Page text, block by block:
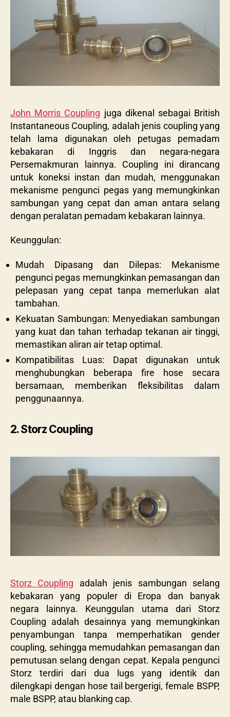
John Morris Coupling juga dikenal sebagai British
Instantaneous Coupling, adalah jenis coupling yang
telah lama digunakan oleh petugas pemadam
kebakaran di Inggris dan negara-negara
Persemakmuran lainnya. Coupling ini dirancang
untuk koneksi instan dan mudah, menggunakan
mekanisme pengunci pegas yang memungkinkan
sambungan yang cepat dan aman antara selang
dengan peralatan pemadam kebakaran lainnya.
Keunggulan:
Mudah Dipasang dan Dilepas: Mekanisme
pengunci pegas memungkinkan pemasangan dan
pelepasan yang cepat tanpa memerlukan alat
tambahan.
Kekuatan Sambungan: Menyediakan sambungan
yang kuat dan tahan terhadap tekanan air tinggi,
memastikan aliran air tetap optimal.
Kompatibilitas Luas: Dapat digunakan untuk
menghubungkan beberapa fire hose secara
bersamaan, memberikan fleksibilitas dalam
penggunaannya.
2. Storz Coupling
Storz Coupling adalah jenis sambungan selang
kebakaran yang populer di Eropa dan banyak
negara lainnya. Keunggulan utama dari Storz
Coupling adalah desainnya yang memungkinkan
penyambungan tanpa memperhatikan gender
coupling, sehingga memudahkan pemasangan dan
pemutusan selang dengan cepat. Kepala pengunci
Storz terdiri dari dua lugs yang identik dan
dilengkapi dengan hose tail bergerigi, female BSPP,
male BSPP, atau blanking cap.